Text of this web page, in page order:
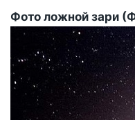
Фото ложной зари